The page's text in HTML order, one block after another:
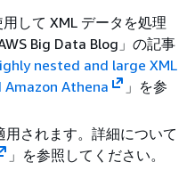
して XML データを処理
Big Data Blog」の記事
nested and large XML
Amazon Athena
」を参
用されます。詳細について
」を参照してください。